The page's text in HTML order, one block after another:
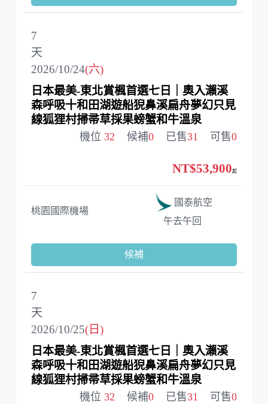
2026/10/24(六)
7
天
日本最美-東北賞楓首選七日｜奧入瀨溪
森呼吸十和田湖遊船猊鼻溪扁舟夢幻只見
線狐狸村掃帚草採果螃蟹和牛溫泉
機位 32 候補0 已售31 可售0
桃園國際機場
國泰航空
午去午回
NT$53,900起
候補
2026/10/25(日)
7
天
日本最美-東北賞楓首選七日｜奧入瀨溪
森呼吸十和田湖遊船猊鼻溪扁舟夢幻只見
線狐狸村掃帚草採果螃蟹和牛溫泉
機位 32 候補0 已售31 可售0